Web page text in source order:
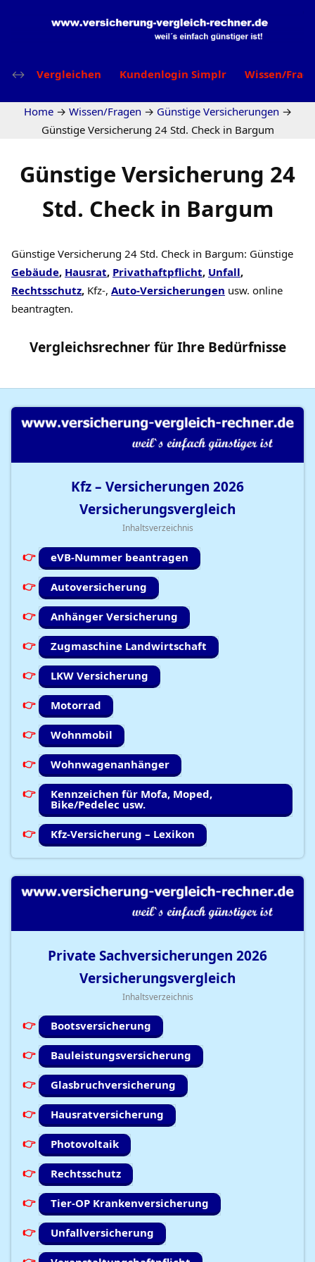
Vergleichen Kundenlogin Simplr Wissen/
Home → Wissen/Fragen → Günstige Versicherungen →
Günstige Versicherung 24 Std. Check in Bargum
Günstige Versicherung 24
Std. Check in Bargum
Günstige Versicherung 24 Std. Check in Bargum: Günstige
Gebäude, Hausrat, Privathaftpflicht, Unfall,
Rechtsschutz, Kfz-, Auto-Versicherungen usw. online
beantragten.
Vergleichsrechnerfür Ihre Bedürfnisse
Kfz – Versicherungen 2026
Versicherungsvergleich
Inhaltsverzeichnis
eVB-Nummer beantragen
Autoversicherung
Anhänger Versicherung
Zugmaschine Landwirtschaft
LKW Versicherung
Motorrad
Wohnmobil
Wohnwagenanhänger
Kennzeichen für Mofa, Moped,
Bike/Pedelec usw.
Kfz-Versicherung – Lexikon
Private Sachversicherungen 2026
Versicherungsvergleich
Inhaltsverzeichnis
Bootsversicherung
Bauleistungsversicherung
Glasbruchversicherung
Hausratversicherung
Photovoltaik
Rechtsschutz
Tier-OP Krankenversicherung
Unfallversicherung